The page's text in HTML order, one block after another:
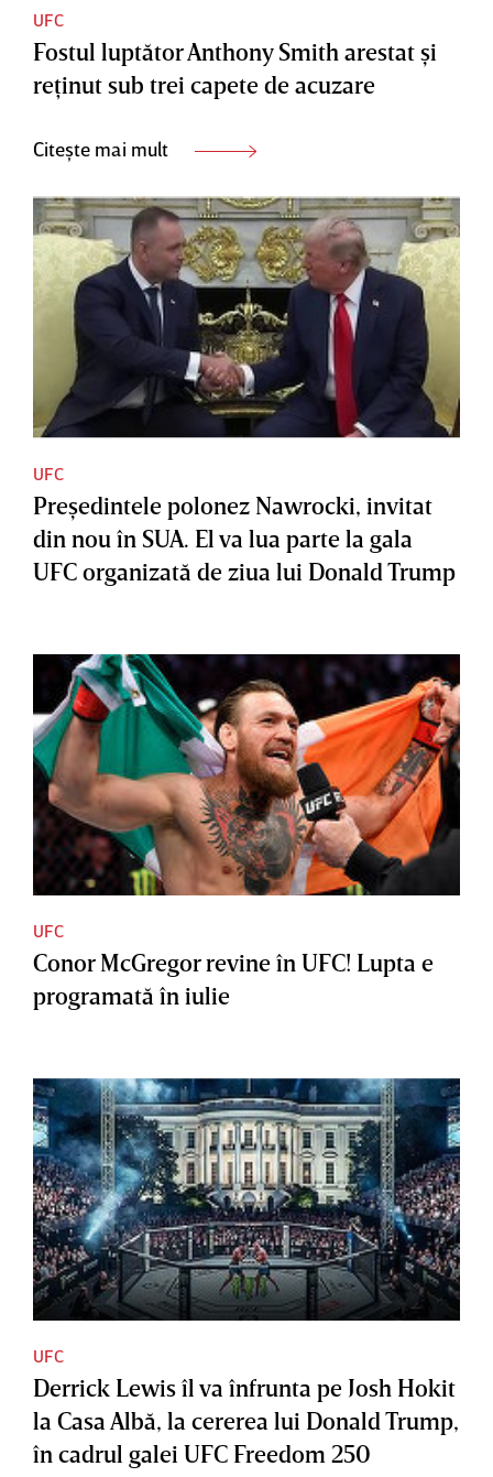
UFC
Fostul luptător Anthony Smith arestat şi
reţinut sub trei capete de acuzare
Citește mai mult
UFC
Preşedintele polonez Nawrocki, invitat
din nou în SUA. El va lua parte la gala
UFC organizată de ziua lui Donald Trump
UFC
Conor McGregor revine în UFC! Lupta e
programată în iulie
UFC
Derrick Lewis îl va înfrunta pe Josh Hokit
la Casa Albă, la cererea lui Donald Trump,
în cadrul galei UFC Freedom 250